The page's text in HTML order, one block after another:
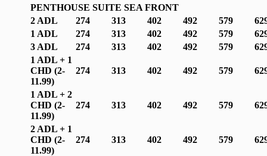
PENTHOUSE SUITE SEA FRONT
2 ADL
274 313 402 492 579
1 ADL
274 313 402 492 579
3 ADL
274 313 402 492 579
1 ADL + 1
CHD (2-
11.99)
274 313 402 492 579
1 ADL + 2
CHD (2-
11.99)
274 313 402 492 579
2 ADL + 1
CHD (2-
11.99)
274 313 402 492 579